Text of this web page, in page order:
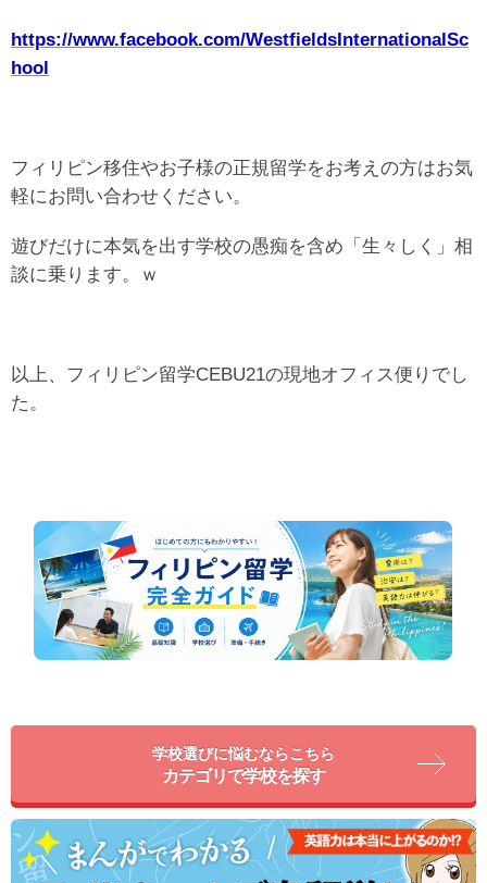
https://www.facebook.com/WestfieldsInternationalSc
hool
フィリピン移住やお子様の正規留学をお考えの方はお気
軽にお問い合わせください。
遊びだけに本気を出す学校の愚痴を含め「生々しく」相
談に乗ります。ｗ
以上、フィリピン留学CEBU21の現地オフィス便りでし
た。
学校選びに悩むならこちら
カテゴリで学校を探す